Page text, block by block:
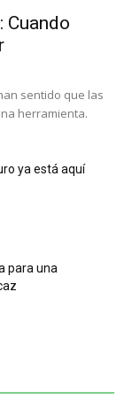
Cuando
sentido que las
herramienta.
ya está aquí
para una